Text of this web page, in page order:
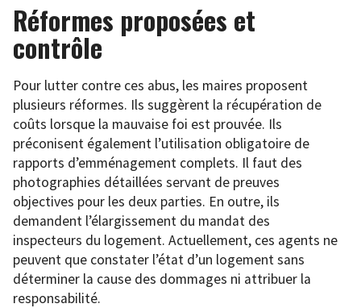
Réformes proposées et
contrôle
Pour lutter contre ces abus, les maires proposent
plusieurs réformes. Ils suggèrent la récupération de
coûts lorsque la mauvaise foi est prouvée. Ils
préconisent également l’utilisation obligatoire de
rapports d’emménagement complets. Il faut des
photographies détaillées servant de preuves
objectives pour les deux parties. En outre, ils
demandent l’élargissement du mandat des
inspecteurs du logement. Actuellement, ces agents ne
peuvent que constater l’état d’un logement sans
déterminer la cause des dommages ni attribuer la
responsabilité.